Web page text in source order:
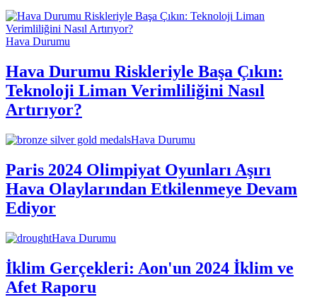
Hava Durumu
Hava Durumu Riskleriyle Başa Çıkın:
Teknoloji Liman Verimliliğini Nasıl
Artırıyor?
Hava Durumu
Paris 2024 Olimpiyat Oyunları Aşırı
Hava Olaylarından Etkilenmeye Devam
Ediyor
Hava Durumu
İklim Gerçekleri: Aon'un 2024 İklim ve
Afet Raporu